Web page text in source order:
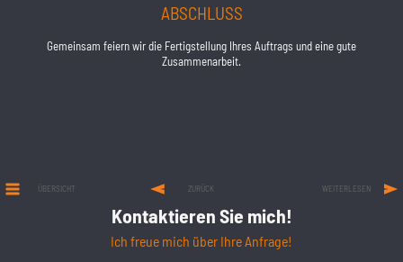
ABSCHLUSS
Gemeinsam feiern wir die Fertigstellung Ihres Auftrags und eine gute
Zusammenarbeit.
ÜBERSICHT ZURÜCK WEITERLESEN
Kontaktieren Sie mich!
Ich freue mich über Ihre Anfrage!